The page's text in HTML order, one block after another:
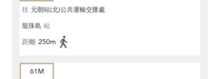
往 元朗站(北)公共運輸交匯處
龍珠島 站
距離 250m
61M